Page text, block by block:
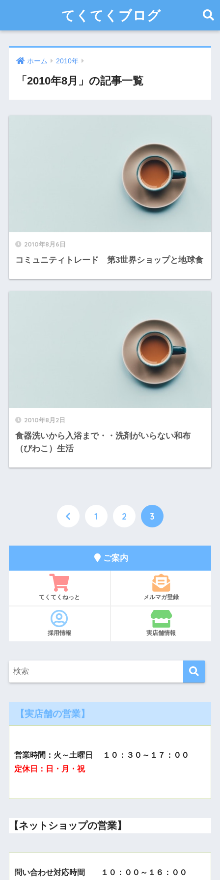
てくてくブログ
ホーム 2010年
「2010年8月」の記事一覧
2010年8月6日
コミュニティトレード 第3世界ショップと地球食
2010年8月2日
食器洗いから入浴まで・・洗剤がいらない和布
（びわこ）生活
1 2 3
ご案内
てくてくねっと メルマガ登録
採用情報 実店舗情報
【実店舗の営業】
営業時間：火～土曜日 １０：３０～１７：００
定休日：日・月・祝
【ネットショップの営業】
問い合わせ対応時間 １０：００～１６：００